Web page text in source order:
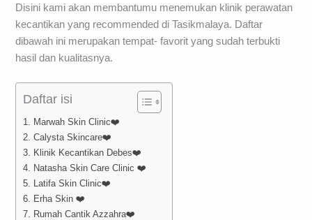
Disini kami akan membantumu menemukan klinik perawatan
kecantikan yang recommended di Tasikmalaya. Daftar
dibawah ini merupakan tempat- favorit yang sudah terbukti
hasil dan kualitasnya.
Daftar isi
1. Marwah Skin Clinic❤️
2. Calysta Skincare❤️
3. Klinik Kecantikan Debes❤️
4. Natasha Skin Care Clinic ❤️
5. Latifa Skin Clinic❤️
6. Erha Skin ❤️
7. Rumah Cantik Azzahra❤️